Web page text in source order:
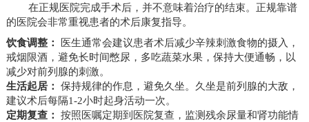
在正规医院完成手术后，并不意味着治疗的结束。正规靠谱
的医院会非常重视患者的术后康复指导。
饮食调整：
医生通常会建议患者术后减少辛辣刺激食物的摄入，
戒烟限酒，避免长时间憋尿，多吃蔬菜水果，保持大便通畅，以
减少对前列腺的刺激。
生活起居： 保持规律的作息，避免久坐。久坐是前列腺的大敌，
建议术后每隔1-2小时起身活动一次。
定期复查： 按照医嘱定期到医院复查，监测残余尿量和肾功能情